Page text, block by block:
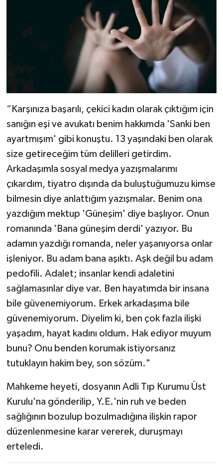
“Karşınıza başarılı, çekici kadın olarak çıktığım için
sanığın eşi ve avukatı benim hakkımda 'Sanki ben
ayartmışım' gibi konuştu. 13 yaşındaki ben olarak
size getireceğim tüm delilleri getirdim.
Arkadaşımla sosyal medya yazışmalarımı
çıkardım, tiyatro dışında da buluştuğumuzu kimse
bilmesin diye anlattığım yazışmalar. Benim ona
yazdığım mektup 'Güneşim' diye başlıyor. Onun
romanında 'Bana güneşim derdi' yazıyor. Bu
adamın yazdığı romanda, neler yaşanıyorsa onlar
işleniyor. Bu adam bana aşıktı. Aşk değil bu adam
pedofili. Adalet; insanlar kendi adaletini
sağlamasınlar diye var. Ben hayatımda bir insana
bile güvenemiyorum. Erkek arkadaşıma bile
güvenemiyorum. Diyelim ki, ben çok fazla ilişki
yaşadım, hayat kadını oldum. Hak ediyor muyum
bunu? Onu benden korumak istiyorsanız
tutuklayın hakim bey, son sözüm."
Mahkeme heyeti, dosyanın Adli Tıp Kurumu Üst
Kurulu'na gönderilip, Y.E.'nin ruh ve beden
sağlığının bozulup bozulmadığına ilişkin rapor
düzenlenmesine karar vererek, duruşmayı
erteledi.